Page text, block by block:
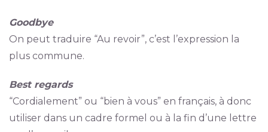
Goodbye
On peut traduire “Au revoir”, c’est l’expression la
plus commune.
Best regards
“Cordialement” ou “bien à vous” en français, à donc
utiliser dans un cadre formel ou à la fin d’une lettre